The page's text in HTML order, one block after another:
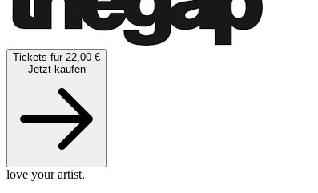
Tickets für 22,00 €
Jetzt kaufen
love your artist.